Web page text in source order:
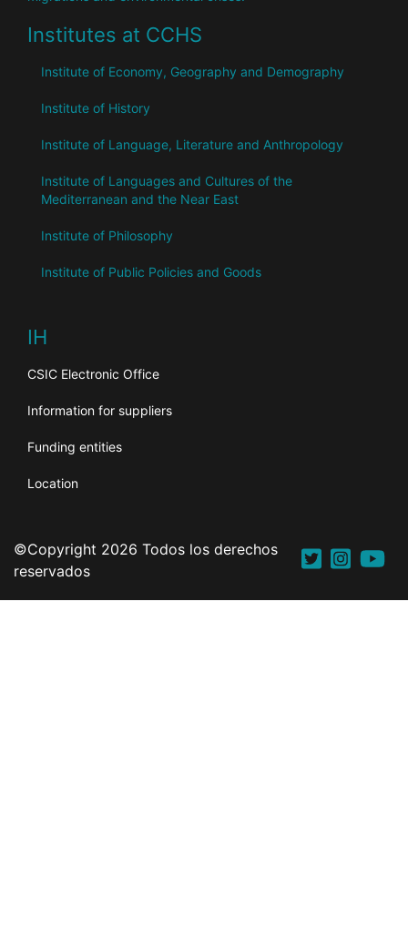
Institutes at CCHS
Institute of Economy, Geography and Demography
Institute of History
Institute of Language, Literature and Anthropology
Institute of Languages ​​and Cultures of the
Mediterranean and the Near East
Institute of Philosophy
Institute of Public Policies and Goods
IH
CSIC Electronic Office
Information for suppliers
Funding entities
Location
©Copyright 2026 Todos los derechos
reservados